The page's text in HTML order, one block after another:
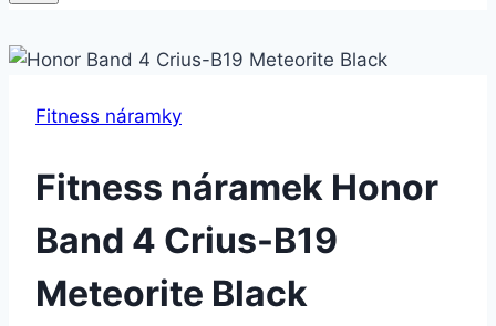
Fitness náramky
Fitness náramek Honor
Band 4 Crius-B19
Meteorite Black